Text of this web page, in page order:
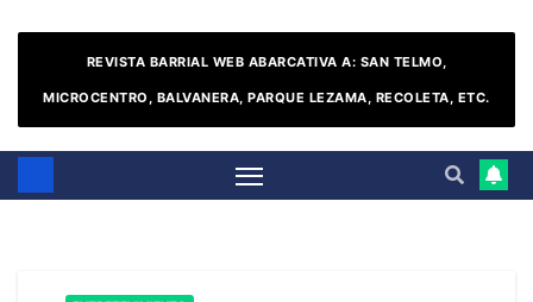
REVISTA BARRIAL WEB ABARCATIVA A: SAN TELMO,
MICROCENTRO, BALVANERA, PARQUE LEZAMA, RECOLETA, ETC.